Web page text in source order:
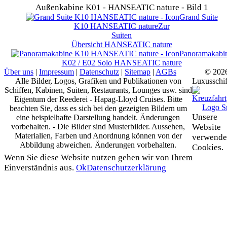
Außenkabine K01 - HANSEATIC nature - Bild 1
Grand Suite
K10HANSEATIC natureZur
Suiten
ÜbersichtHANSEATIC nature
K02 / E02 SoloHANSEATIC nature
Über uns | Impressum | Datenschutz | Sitemap | AGBs
Alle Bilder, Logos, Grafiken und Publikationen von
Schiffen, Kabinen, Suiten, Restaurants, Lounges usw. sind
Eigentum der Reederei - Hapag-Lloyd Cruises. Bitte
beachten Sie, dass es sich bei den gezeigten Bildern um
eine beispielhafte Darstellung handelt. Änderungen
vorbehalten. - Die Bilder sind Musterbilder. Aussehen,
Materialien, Farben und Anordnung können von der
Abbildung abweichen. Änderungen vorbehalten.
©
Unsere
Website
Cookies.
Wenn Sie diese Website nutzen gehen wir von Ihrem
Einverständnis aus. OkDatenschutzerklärung